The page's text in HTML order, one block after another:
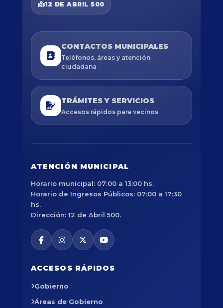
12 DE ABRIL 500
CONTACTOS MUNICIPALES
Teléfonos, áreas y atención
ciudadana
TRÁMITES Y SERVICIOS
Accesos rápidos para vecinos
ATENCIÓN MUNICIPAL
Horario municipal: 07:00 a 13:00 hs.
Horario de Ingresos Públicos: 07:00 a 17:30
hs.
Dirección: 12 de Abril 500.
ACCESOS RÁPIDOS
Gobierno
Áreas de Gobierno